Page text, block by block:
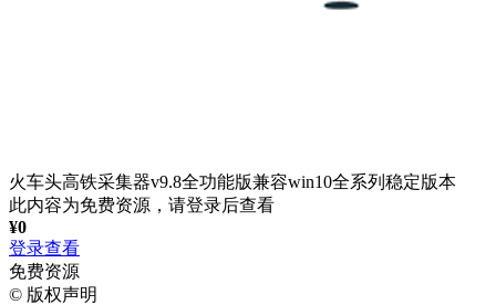
火车头高铁采集器v9.8全功能版兼容win10全系列稳定版本
此内容为免费资源，请登录后查看
¥0
登录查看
免费资源
© 版权声明